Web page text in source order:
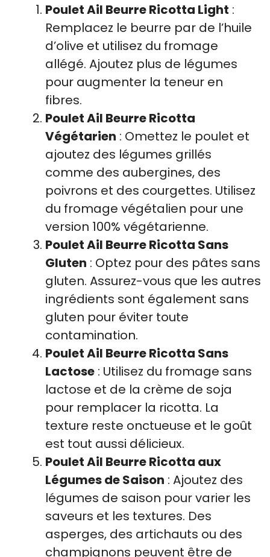
Poulet Ail Beurre Ricotta Light :
Remplacez le beurre par de l’huile
d’olive et utilisez du fromage
allégé. Ajoutez plus de légumes
pour augmenter la teneur en
fibres.
Poulet Ail Beurre Ricotta
Végétarien : Omettez le poulet et
ajoutez des légumes grillés
comme des aubergines, des
poivrons et des courgettes. Utilisez
du fromage végétalien pour une
version 100% végétarienne.
Poulet Ail Beurre Ricotta Sans
Gluten : Optez pour des pâtes sans
gluten. Assurez-vous que les autres
ingrédients sont également sans
gluten pour éviter toute
contamination.
Poulet Ail Beurre Ricotta Sans
Lactose : Utilisez du fromage sans
lactose et de la crème de soja
pour remplacer la ricotta. La
texture reste onctueuse et le goût
est tout aussi délicieux.
Poulet Ail Beurre Ricotta aux
Légumes de Saison : Ajoutez des
légumes de saison pour varier les
saveurs et les textures. Des
asperges, des artichauts ou des
champignons peuvent être de